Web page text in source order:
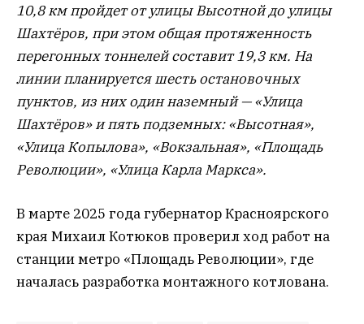
10,8 км пройдет от улицы Высотной до улицы
Шахтёров, при этом общая протяженность
перегонных тоннелей составит 19,3 км. На
линии планируется шесть остановочных
пунктов, из них один наземный — «Улица
Шахтёров» и пять подземных: «Высотная»,
«Улица Копылова», «Вокзальная», «Площадь
Революции», «Улица Карла Маркса».
В марте 2025 года губернатор Красноярского
края Михаил Котюков проверил ход работ на
станции метро «Площадь Революции», где
началась разработка монтажного котлована.